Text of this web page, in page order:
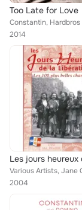
Too Late for Love
2014
2004